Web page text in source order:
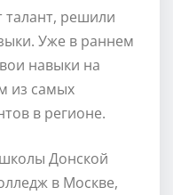
талант, решили
Уже в раннем
навыки на
из самых
в регионе.
Донской
в Москве,